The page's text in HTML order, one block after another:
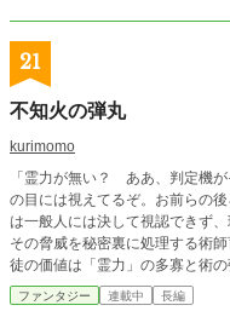
21
不知火の弾丸
kurimomo
「霊力が無い？ ああ、判定機
の目には視えてるぞ。お前らの後ろに
は一般人には決して視認できず
その脅威を秘密裏に処理する術
徒の価値は「霊力」の多寡と術の強弱ですべ
ライフルを手に人知れず怪異を
ファンタジー 連載中 長編